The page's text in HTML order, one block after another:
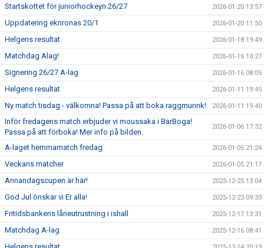
Startskottet för juniorhockeyn 26/27 2026-01-20 13:57
Uppdatering eknronas 20/1 2026-01-20 11:50
Helgens resultat 2026-01-18 19:49
Matchdag Alag! 2026-01-16 10:27
Signering 26/27 A-lag 2026-01-16 08:05
Helgens resultat 2026-01-11 19:45
Ny match tisdag - välkomna! Passa på att boka raggmunnk! 2026-01-11 19:40
Inför fredagens match erbjuder vi moussaka i BarBoga!
Passa på att förboka! Mer info på bilden.
2026-01-06 17:32
A-laget hemmamatch fredag 2026-01-05 21:24
Veckans matcher 2026-01-05 21:17
Annandagscupen är här! 2025-12-25 13:04
God Jul önskar vi Er alla! 2025-12-23 09:33
Fritidsbankens låneutrustning i ishall 2025-12-17 13:31
Matchdag A-lag 2025-12-16 08:41